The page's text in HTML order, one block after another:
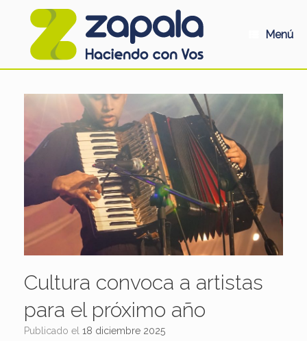
Menú
Cultura convoca a artistas
para el próximo año
Publicado el 18 diciembre 2025